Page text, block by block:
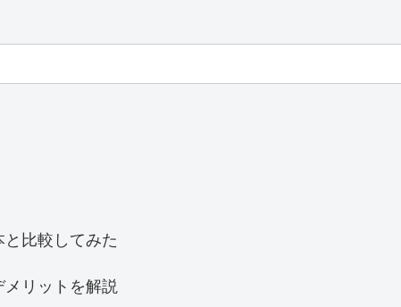
比較してみた
リットを解説